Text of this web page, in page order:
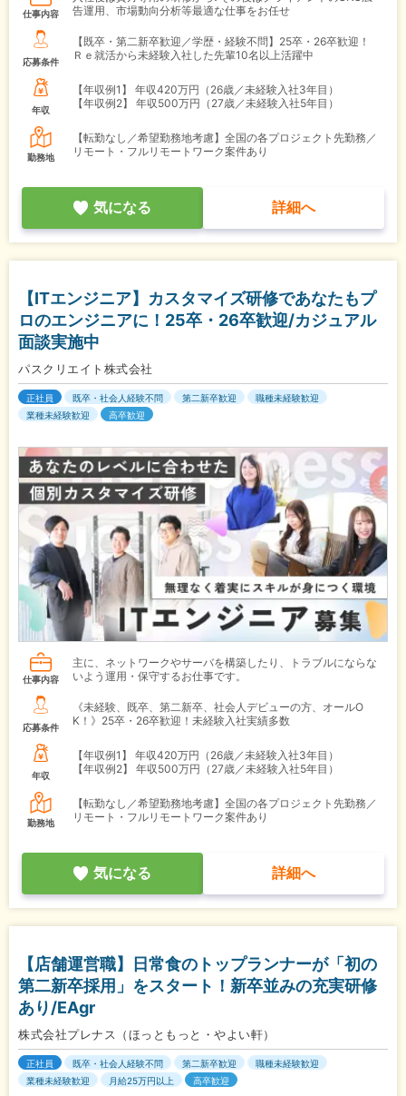
仕事内容
告運用、市場動向分析等最適な仕事をお任せ
応募条件
【既卒・第二新卒歓迎／学歴・経験不問】25卒・26卒歓迎！
Ｒｅ就活から未経験入社した先輩10名以上活躍中
年収
【年収例1】
年収420万円（26歳／未経験入社3年目）
【年収例2】
年収500万円（27歳／未経験入社5年目）
勤務地
【転勤なし／希望勤務地考慮】全国の各プロジェクト先勤務／
リモート・フルリモートワーク案件あり
気になる 詳細へ
【ITエンジニア】カスタマイズ研修であなたもプ
ロのエンジニアに！25卒・26卒歓迎/カジュアル
面談実施中
パスクリエイト株式会社
正社員 既卒・社会人経験不問 第二新卒歓迎
職種未経験歓迎
業種未経験歓迎
高卒歓迎
仕事内容
主に、ネットワークやサーバを構築したり、トラブルにならな
いよう運用・保守するお仕事です。
応募条件
《未経験、既卒、第二新卒、社会人デビューの方、オールO
K！》25卒・26卒歓迎！未経験入社実績多数
年収
【年収例1】
年収420万円（26歳／未経験入社3年目）
【年収例2】
年収500万円（27歳／未経験入社5年目）
勤務地
【転勤なし／希望勤務地考慮】全国の各プロジェクト先勤務／
リモート・フルリモートワーク案件あり
気になる 詳細へ
【店舗運営職】日常食のトップランナーが「初の
第二新卒採用」をスタート！新卒並みの充実研修
あり/EAgr
株式会社プレナス（ほっともっと・やよい軒）
正社員 既卒・社会人経験不問 第二新卒歓迎
職種未経験歓迎
業種未経験歓迎
月給25万円以上 高卒歓迎